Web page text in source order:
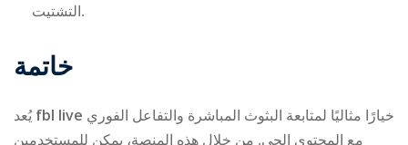
التشتيت.
خاتمة
يُعدfbl live
مع المحتوى الحي. من خلال هذه المنصة، يمكن للمستخدمين